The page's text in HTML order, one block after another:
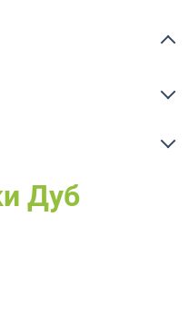
Дуб